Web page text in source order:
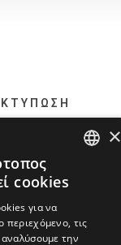
FRENCH
×
cookies
για να
περιεχόμενο, τις
αναλύσουμε την